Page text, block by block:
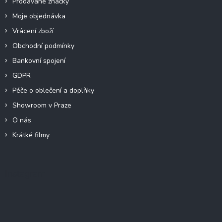
Moje objednávka
Vrácení zboží
Obchodní podmínky
Bankovní spojení
GDPR
Péče o oblečení a doplňky
Showroom v Praze
O nás
Krátké filmy